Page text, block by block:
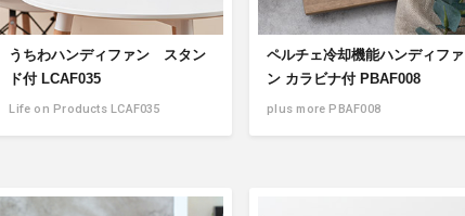
うちわハンディファン スタン
ド付 LCAF035
Life on Products LCAF035
ペルチェ冷却機能ハンディファ
ン カラビナ付 PBAF008
plus more PBAF008